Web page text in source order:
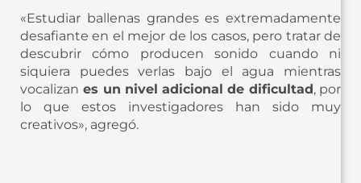
«Estudiar ballenas grandes es extremadamente
desafiante en el mejor de los casos, pero tratar de
descubrir cómo producen sonido cuando ni
siquiera puedes verlas bajo el agua mientras
vocalizan es un nivel adicional de dificultad , por
lo que estos investigadores han sido muy
creativos», agregó.